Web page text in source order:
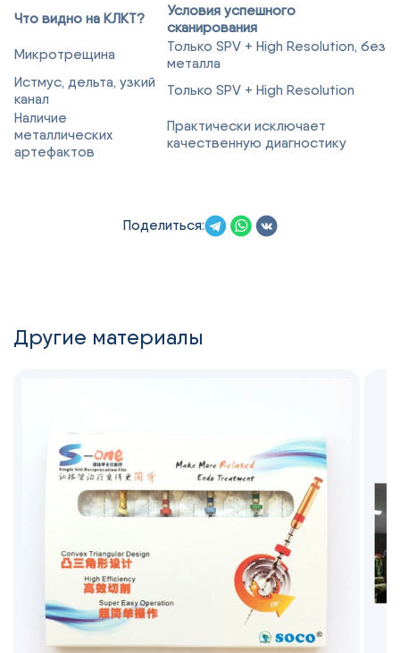
Что видно на КЛКТ?
Условия успешного
сканирования
Микротрещина
Только SPV + High Resolution, без
металла
Истмус, дельта, узкий
канал
Только SPV + High Resolution
Наличие
металлических
артефактов
Практически исключает
качественную диагностику
Поделиться:
Другие материалы